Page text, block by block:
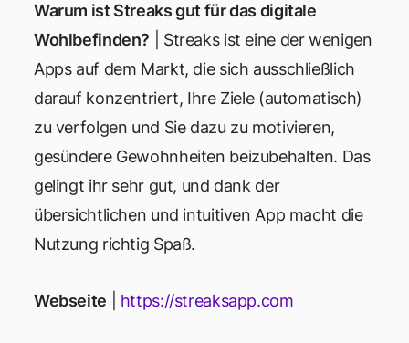
Warum ist Streaks gut für das digitale
Wohlbefinden? | Streaks ist eine der wenigen
Apps auf dem Markt, die sich ausschließlich
darauf konzentriert, Ihre Ziele (automatisch)
zu verfolgen und Sie dazu zu motivieren,
gesündere Gewohnheiten beizubehalten. Das
gelingt ihr sehr gut, und dank der
übersichtlichen und intuitiven App macht die
Nutzung richtig Spaß.
Webseite https://streaksapp.com